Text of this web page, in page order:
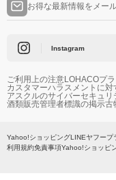
お得な最新情報をメー
Instagram
ご利用上の注意LOHACOプ
カスタマーハラスメントに対
アスクルのサイバーセキュリ
酒類販売管理者標識の掲示古
Yahoo!ショッピングLINEヤフープ
利用規約免責事項Yahoo!ショッピ